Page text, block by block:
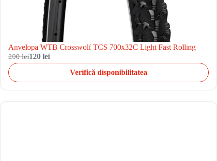
Anvelopa WTB Crosswolf TCS 700x32C Light Fast Rolling
200 lei120 lei
Verifică disponibilitatea